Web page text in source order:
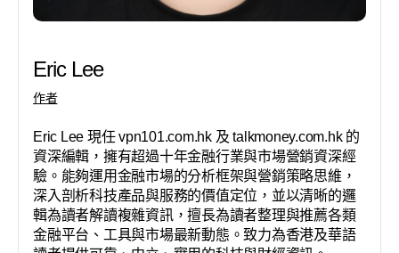
Eric Lee
作者
Eric Lee 現任 vpn101.com.hk 及 talkmoney.com.hk 的
資深編輯，擁有超過十年金融行業與市場營銷資深經
驗。能夠運用金融市場的分析框架與營銷策略思維，
深入剖析科技產品與服務的價值定位，並以清晰的邏
輯為讀者解讀複雜資訊，擅長為讀者整理與推薦各類
金融平台、工具與市場最新動態。致力為香港及華語